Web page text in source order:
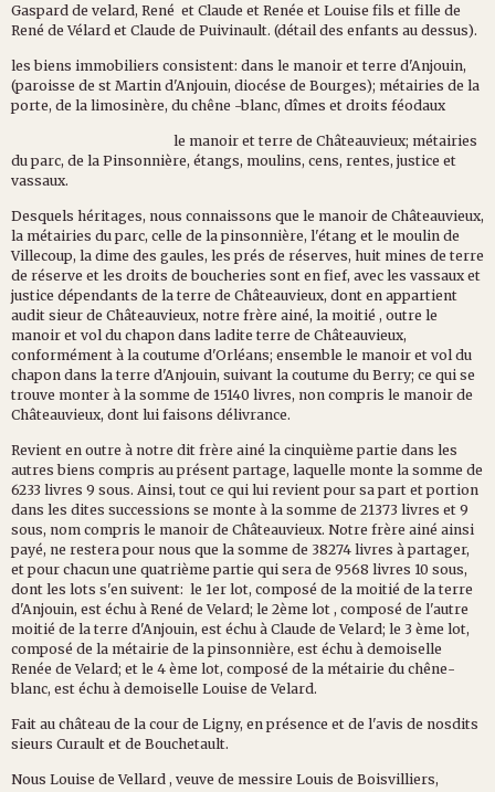
Gaspard de velard, René et Claude et Renée et Louise fils et fille de
René de Vélard et Claude de Puivinault. (détail des enfants au dessus).
les biens immobiliers consistent: dans le manoir et terre d'Anjouin,
(paroisse de st Martin d'Anjouin, diocése de Bourges); métairies de la
porte, de la limosinère, du chêne -blanc, dîmes et droits féodaux
le manoir et terre de Châteauvieux; métairies
du parc, de la Pinsonnière, étangs, moulins, cens, rentes, justice et
vassaux.
Desquels héritages, nous connaissons que le manoir de Châteauvieux,
la métairies du parc, celle de la pinsonnière, l'étang et le moulin de
Villecoup, la dime des gaules, les prés de réserves, huit mines de terre
de réserve et les droits de boucheries sont en fief, avec les vassaux et
justice dépendants de la terre de Châteauvieux, dont en appartient
audit sieur de Châteauvieux, notre frère ainé, la moitié , outre le
manoir et vol du chapon dans ladite terre de Châteauvieux,
conformément à la coutume d'Orléans; ensemble le manoir et vol du
chapon dans la terre d'Anjouin, suivant la coutume du Berry; ce qui se
trouve monter à la somme de 15140 livres, non compris le manoir de
Châteauvieux, dont lui faisons délivrance.
Revient en outre à notre dit frère ainé la cinquième partie dans les
autres biens compris au présent partage, laquelle monte la somme de
6233 livres 9 sous. Ainsi, tout ce qui lui revient pour sa part et portion
dans les dites successions se monte à la somme de 21373 livres et 9
sous, nom compris le manoir de Châteauvieux. Notre frère ainé ainsi
payé, ne restera pour nous que la somme de 38274 livres à partager,
et pour chacun une quatrième partie qui sera de 9568 livres 10 sous,
dont les lots s'en suivent: le 1er lot, composé de la moitié de la terre
d'Anjouin, est échu à René de Velard; le 2ème lot , composé de l'autre
moitié de la terre d'Anjouin, est échu à Claude de Velard; le 3 ème lot,
composé de la métairie de la pinsonnière, est échu à demoiselle
Renée de Velard; et le 4 ème lot, composé de la métairie du chêne-
blanc, est échu à demoiselle Louise de Velard.
Fait au château de la cour de Ligny, en présence et de l'avis de nosdits
sieurs Curault et de Bouchetault.
Nous Louise de Vellard , veuve de messire Louis de Boisvilliers,